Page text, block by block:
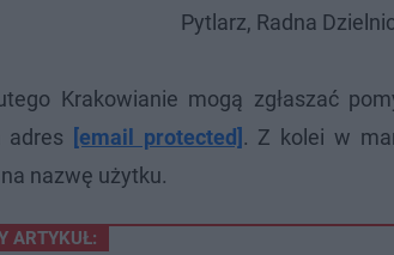
Pytlarz, Radna
Krakowianie mogą zgłaszać
adres [email protected] . Z kolei w
nazwę użytku.
ARTYKUŁ: